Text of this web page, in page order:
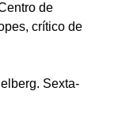
de
crítico de
Sexta-